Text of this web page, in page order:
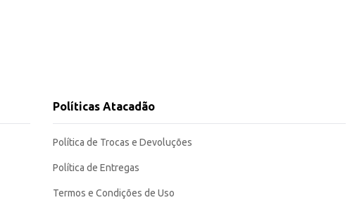
Políticas Atacadão
Política de Trocas e Devoluções
Política de Entregas
Termos e Condições de Uso